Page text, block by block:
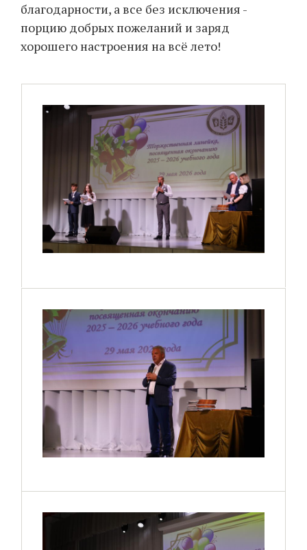
благодарности, а все без исключения -
порцию добрых пожеланий и заряд
хорошего настроения на всё лето!